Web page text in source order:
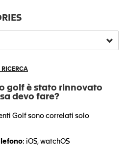
RICERCA
golf è stato rinnovato
devo fare?
Golf sono correlati solo
: iOS, watchOS